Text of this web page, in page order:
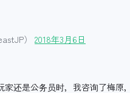
） 2018年3月6日
还是公务员时，我咨询了梅原